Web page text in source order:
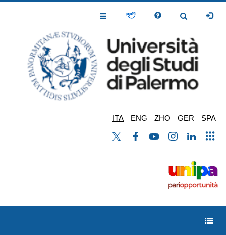
Toggle
Toggle
ITA ENG ZHO GER SPA